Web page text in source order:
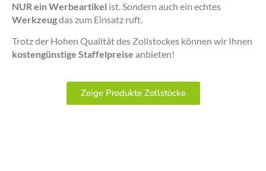
NUR ein Werbeartikel ist. Sondern auch ein echtes
Werkzeugdas zum Einsatz ruft.
Trotz der Hohen Qualität des Zollstockes können wir Ihnen
kostengünstige Staffelpreise anbieten!
Zeige Produkte Zollstöcke